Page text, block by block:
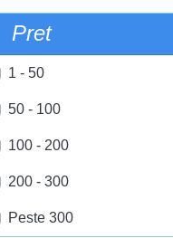
Pret
1 - 50
50 - 100
100 - 200
200 - 300
Peste 300